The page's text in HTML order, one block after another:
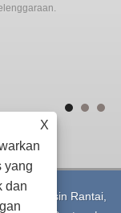
Ltd. - Mesin Rantai,
X
yang
dan